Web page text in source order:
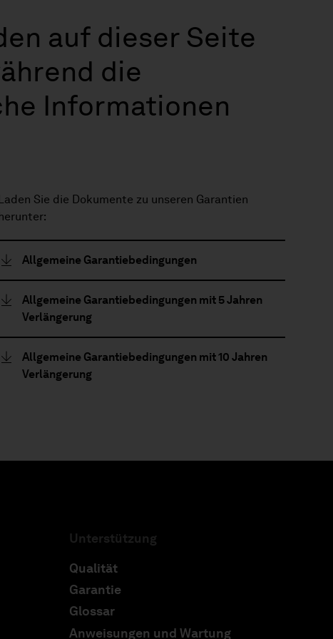
auf dieser Seite
die
Informationen
Sie die Dokumente zu unseren Garantien
Allgemeine Garantiebedingungen
Allgemeine Garantiebedingungen mit 5 Jahren
Verlängerung
Allgemeine Garantiebedingungen mit 10 Jahren
Verlängerung
Unterstützung
Qualität
Garantie
Glossar
Anweisungen und Wartung